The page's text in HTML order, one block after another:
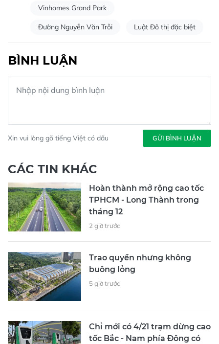
Vinhomes Grand Park
Đường Nguyễn Văn Trỗi Luật Đô thị đặc biệt
BÌNH LUẬN
Xin vui lòng gõ tiếng Việt có dấu GỬI BÌNH LUẬN
CÁC TIN KHÁC
Hoàn thành mở rộng cao tốc
TPHCM - Long Thành trong
tháng 12
2 giờ trước
Trao quyền nhưng không
buông lỏng
5 giờ trước
Chỉ mới có 4/21 trạm dừng cao
tốc Bắc - Nam phía Đông có